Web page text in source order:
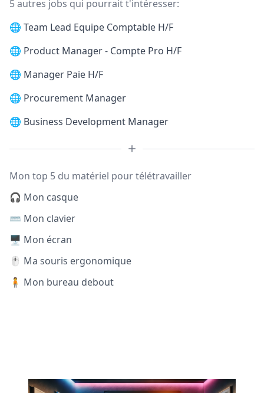
5 autres jobs qui pourrait t'intéresser:
🌐 Team Lead Equipe Comptable H/F
🌐 Product Manager - Compte Pro H/F
🌐 Manager Paie H/F
🌐 Procurement Manager
🌐 Business Development Manager
Mon top 5 du matériel pour télétravailler
🎧 Mon casque
⌨️ Mon clavier
🖥️ Mon écran
🖱️ Ma souris ergonomique
🧍 Mon bureau debout